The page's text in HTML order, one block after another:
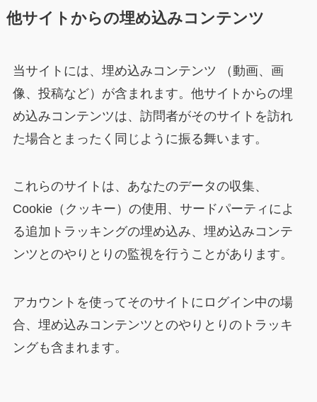
他サイトからの埋め込みコンテンツ
当サイトには、埋め込みコンテンツ （動画、画
像、投稿など）が含まれます。他サイトからの埋
め込みコンテンツは、訪問者がそのサイトを訪れ
た場合とまったく同じように振る舞います。
これらのサイトは、あなたのデータの収集、
Cookie（クッキー）の使用、サードパーティによ
る追加トラッキングの埋め込み、埋め込みコンテ
ンツとのやりとりの監視を行うことがあります。
アカウントを使ってそのサイトにログイン中の場
合、埋め込みコンテンツとのやりとりのトラッキ
ングも含まれます。